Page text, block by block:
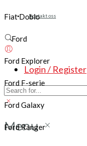
Kontakt oss
Login / Register
Menu
Fiat Doblo
Ford
Ford Explorer
Ford F-serie
Ford Galaxy
Ford Ranger